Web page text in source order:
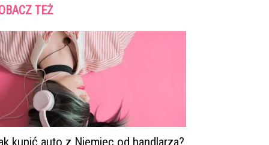
TEŻ
kupić auto z Niemiec od handlarza?